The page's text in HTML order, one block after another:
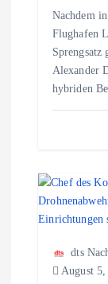
o
Nachdem
Flughafen
Alexander
hybriden
dts
August 5,